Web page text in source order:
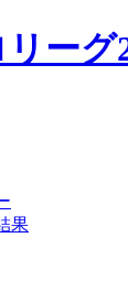
ーグ
果